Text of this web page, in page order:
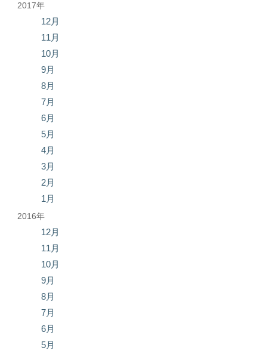
2017年
12月
11月
10月
9月
8月
7月
6月
5月
4月
3月
2月
1月
2016年
12月
11月
10月
9月
8月
7月
6月
5月